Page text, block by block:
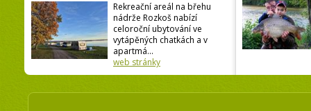
Rekreační areál na břehu
nádrže Rozkoš nabízí
celoroční ubytování ve
vytápěných chatkách a v
apartmá...
web stránky